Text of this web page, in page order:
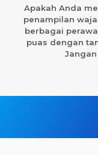
Apakah Anda
penampilan
berbagai
puas dengan